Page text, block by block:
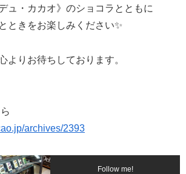
ュ・カカオ》のショコラとともに
ときをお楽しみください✨
よりお待ちしております。
archives/2393
Follow me!